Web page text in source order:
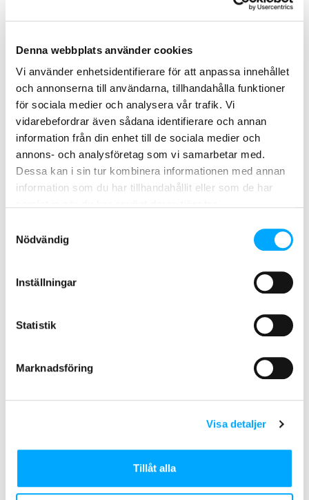
Denna webbplats använder cookies
Vi använder enhetsidentifierare för att anpassa innehållet
och annonserna till användarna, tillhandahålla funktioner
för sociala medier och analysera vår trafik. Vi
vidarebefordrar även sådana identifierare och annan
information från din enhet till de sociala medier och
annons- och analysföretag som vi samarbetar med.
Dessa kan i sin tur kombinera informationen med annan
information som du har tillhandahållit eller som de har
Nödvändig
Inställningar
Statistik
Marknadsföring
Visa detaljer
Tillåt alla
VIDEOR OCH PRESENTATIONER
Lede övervakar
lågspänningsnätet med Aidons
AMM-lösningar
VIDEOR OCH PRESENTATIONER
greener society